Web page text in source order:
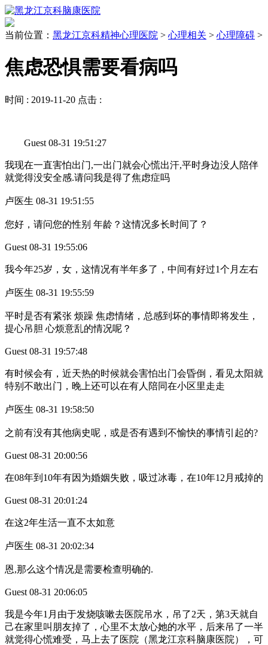
当前位置： 黑龙江京科精神心理医院 > 心理相关 > 心理障碍 >
焦虑恐惧需要看病吗
时间 : 2019-11-20 点击 :
Guest 08-31 19:51:27
我现在一直害怕出门,一出门就会心慌出汗,平时身边没人陪伴
就觉得没安全感.请问我是得了焦虑症吗
卢医生 08-31 19:51:55
您好，请问您的性别 年龄？这情况多长时间了？
Guest 08-31 19:55:06
我今年25岁，女，这情况有半年多了，中间有好过1个月左右
卢医生 08-31 19:55:59
平时是否有紧张 烦躁 焦虑情绪，总感到坏的事情即将发生，
提心吊胆 心烦意乱的情况呢？
Guest 08-31 19:57:48
有时候会有，近天热的时候就会害怕出门会昏倒，看见太阳就
特别不敢出门，晚上还可以在有人陪同在小区里走走
卢医生 08-31 19:58:50
之前有没有其他病史呢，或是否有遇到不愉快的事情引起的?
Guest 08-31 20:00:56
在08年到10年有因为婚姻失败，吸过冰毒，在10年12月戒掉的
Guest 08-31 20:01:24
在这2年生活一直不太如意
卢医生 08-31 20:02:34
恩,那么这个情况是需要检查明确的.
Guest 08-31 20:06:05
我是今年1月由于发烧咳嗽去医院吊水，吊了2天，第3天就自
己在家里叫朋友掉了，心里不太放心她的水平，后来吊了一半
就觉得心慌难受，马上去了医院（黑龙江京科脑康医院），可